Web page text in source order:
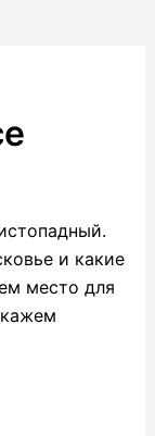
и какие
место для